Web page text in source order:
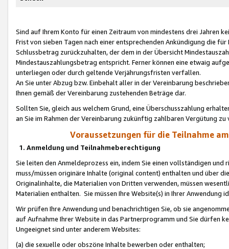
Sind auf Ihrem Konto für einen Zeitraum von mindestens drei Jahren
Frist von sieben Tagen nach einer entsprechenden Ankündigung die
Schlussbetrag zurückzuhalten, der dem in der Übersicht
Mindestauszahlungsbetrag entspricht. Ferner können eine etwaig
unterliegen oder durch geltende Verjährungsfristen verfallen.
An Sie unter Abzug bzw. Einbehalt aller in der Vereinbarung
Ihnen gemäß der Vereinbarung zustehenden Beträge dar.
Sollten Sie, gleich aus welchem Grund, eine Überschusszahlung
an Sie im Rahmen der Vereinbarung zukünftig zahlbaren Vergütung zu
Voraussetzungen für die Teilnahme
1. Anmeldung und Teilnahmeberechtigung
Sie leiten den Anmeldeprozess ein, indem Sie einen vollständigen
muss/müssen originäre Inhalte (original content) enthalten und über
Originalinhalte, die Materialien von Dritten verwenden, müssen
Materialien enthalten. Sie müssen Ihre Website(s) in Ihrer Anwendung
Wir prüfen Ihre Anwendung und benachrichtigen Sie, ob sie
auf Aufnahme Ihrer Website in das Partnerprogramm und Sie dürfen
Ungeeignet sind unter anderem Websites:
(a) die sexuelle oder obszöne Inhalte bewerben oder enthalten;